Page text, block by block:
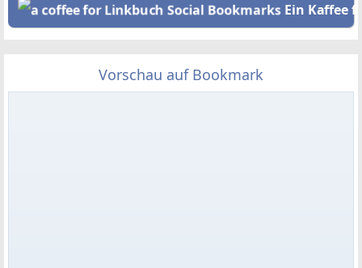
Ein Kaffee
Vorschau auf Bookmark